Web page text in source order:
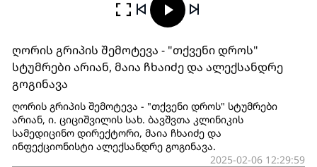
ღორის გრიპის შემოტევა - "თქვენი დროს"
სტუმრები არიან, მაია ჩხაიძე და ალექსანდრე
გოგინავა
ღორის გრიპის შემოტევა - "თქვენი დროს" სტუმრები
არიან, ი. ციციშვილის სახ. ბავშვთა კლინიკის
სამედიცინო დირექტორი, მაია ჩხაიძე და
ინფექციონისტი ალექსანდრე გოგინავა.
2025-02-06 12:29:59